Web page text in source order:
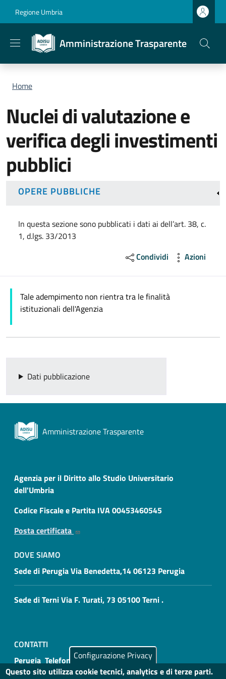
Regione Umbria
Amministrazione Trasparente
Briciole di pane
Home
Nuclei di valutazione e
verifica degli investimenti
pubblici
OPERE PUBBLICHE
In questa sezione sono pubblicati i dati ai dell’art. 38, c.
1, d.lgs. 33/2013
Condividi
Azioni
Tale adempimento non rientra tra le finalità
istituzionali dell'Agenzia
Dati pubblicazione
Amministrazione Trasparente
Agenzia per il Diritto allo Studio Universitario
dell'Umbria
Codice Fiscale e Partita IVA 00453460545
Posta certificata
DOVE SIAMO
Sede di Perugia Via Benedetta,14 06123 Perugia
Sede di Terni Via F. Turati, 73 05100 Terni .
CONTATTI
Perugia Telefono: 075 4693000
Configurazione Privacy
Questo sito utilizza cookie tecnici, analytics e di terze parti.